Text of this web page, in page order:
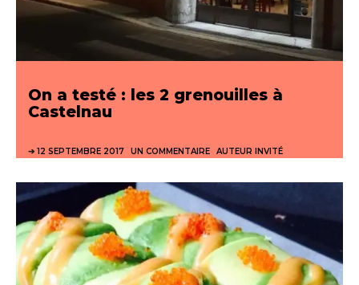
On a testé : les 2 grenouilles à
Castelnau
12 SEPTEMBRE 2017 UN COMMENTAIRE AUTEUR INVITÉ